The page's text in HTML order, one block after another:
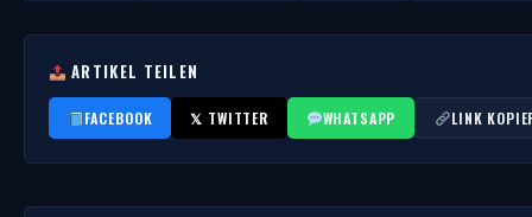
ARTIKEL TEILEN
FACEBOOK 𝕏 TWITTER WHATSAPP LINK